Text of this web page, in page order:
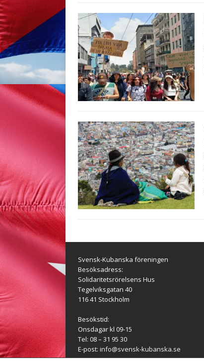
Svensk-Kubanska föreningen
Besöksadress:
Solidaritetsrörelsens Hus
Tegelviksgatan 40
116 41 Stockholm
Besökstid:
Onsdagar kl 09-15
Tel: 08 – 31 95 30
E-post: info@svensk-kubanska.se